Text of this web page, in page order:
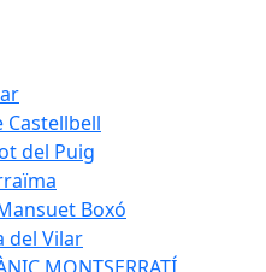
Castellbell
del Puig
Boxó
del Vilar